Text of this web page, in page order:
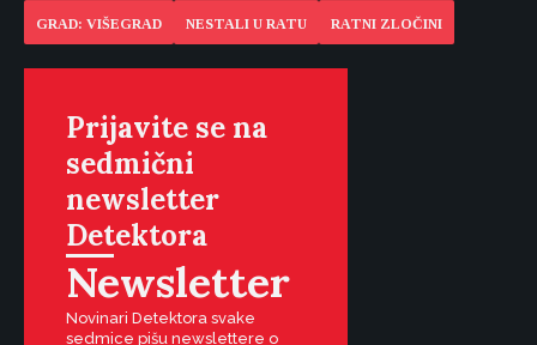
GRAD: VIŠEGRAD NESTALI U RATU RATNI ZLOČINI
Prijavite se na
sedmični
newsletter
Detektora
Newsletter
Novinari Detektora svake
sedmice pišu newslettere o